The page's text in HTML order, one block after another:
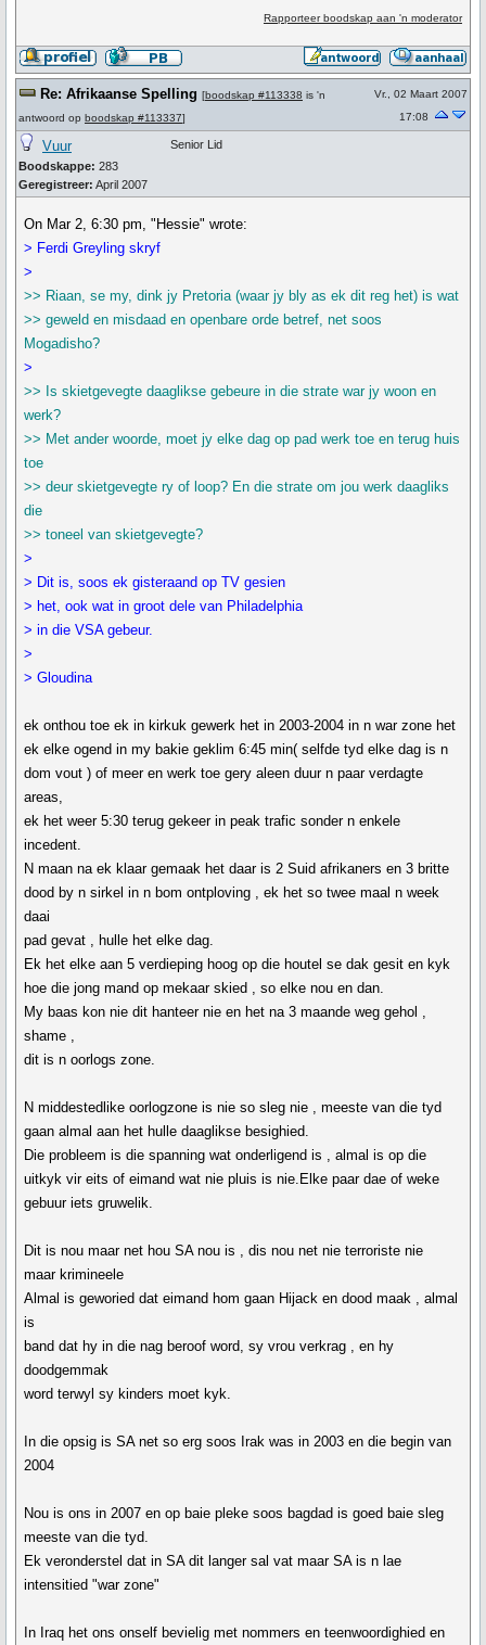
Rapporteer boodskap aan 'n moderator
Re: Afrikaanse Spelling [boodskap #113338 is 'n
antwoord op boodskap #113337]
Vr., 02 Maart 2007
17:08
Vuur
Boodskappe: 283
Geregistreer: April 2007
Senior Lid
On Mar 2, 6:30 pm, "Hessie" wrote:
> Ferdi Greyling skryf
>
>> Riaan, se my, dink jy Pretoria (waar jy bly as ek dit reg het) is wat
>> geweld en misdaad en openbare orde betref, net soos
Mogadisho?
>
>> Is skietgevegte daaglikse gebeure in die strate war jy woon en
werk?
>> Met ander woorde, moet jy elke dag op pad werk toe en terug huis
toe
>> deur skietgevegte ry of loop? En die strate om jou werk daagliks
die
>> toneel van skietgevegte?
>
> Dit is, soos ek gisteraand op TV gesien
> het, ook wat in groot dele van Philadelphia
> in die VSA gebeur.
>
> Gloudina
ek onthou toe ek in kirkuk gewerk het in 2003-2004 in n war zone het
ek elke ogend in my bakie geklim 6:45 min( selfde tyd elke dag is n
dom vout ) of meer en werk toe gery aleen duur n paar verdagte
areas,
ek het weer 5:30 terug gekeer in peak trafic sonder n enkele
incedent.
N maan na ek klaar gemaak het daar is 2 Suid afrikaners en 3 britte
dood by n sirkel in n bom ontploving , ek het so twee maal n week
daai
pad gevat , hulle het elke dag.
Ek het elke aan 5 verdieping hoog op die houtel se dak gesit en kyk
hoe die jong mand op mekaar skied , so elke nou en dan.
My baas kon nie dit hanteer nie en het na 3 maande weg gehol ,
shame ,
dit is n oorlogs zone.
N middestedlike oorlogzone is nie so sleg nie , meeste van die tyd
gaan almal aan het hulle daaglikse besighied.
Die probleem is die spanning wat onderligend is , almal is op die
uitkyk vir eits of eimand wat nie pluis is nie.Elke paar dae of weke
gebuur iets gruwelik.
Dit is nou maar net hou SA nou is , dis nou net nie terroriste nie
maar krimineele
Almal is geworied dat eimand hom gaan Hijack en dood maak , almal
is
band dat hy in die nag beroof word, sy vrou verkrag , en hy
doodgemmak
word terwyl sy kinders moet kyk.
In die opsig is SA net so erg soos Irak was in 2003 en die begin van
2004
Nou is ons in 2007 en op baie pleke soos bagdad is goed baie sleg
meeste van die tyd.
Ek veronderstel dat in SA dit langer sal vat maar SA is n lae
intensitied "war zone"
In Iraq het ons onself bevielig met nommers en teenwoordighied en